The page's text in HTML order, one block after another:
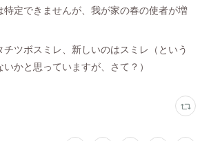
特定できませんが、我が家の春の使者が増
チツボスミレ、新しいのはスミレ（という
かと思っていますが、さて？）